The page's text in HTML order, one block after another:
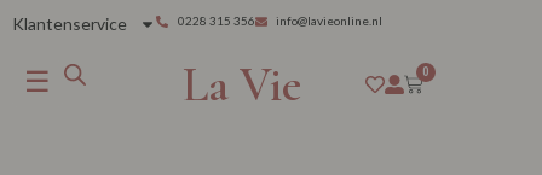
Klantenservice 0228 315 356 info@lavieonline.nl
☰ La Vie 0